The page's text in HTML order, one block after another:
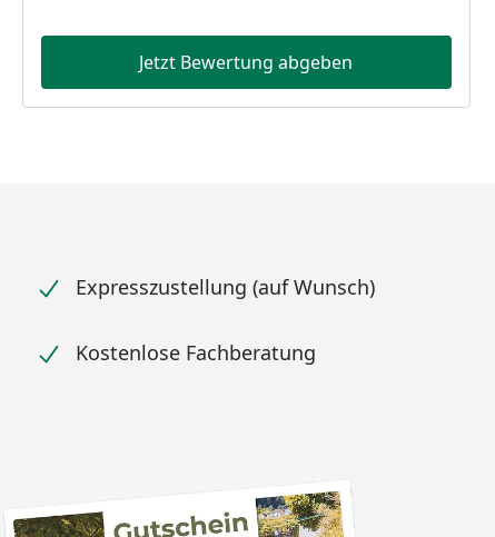
Jetzt Bewertung abgeben
Expresszustellung (auf Wunsch)
Kostenlose Fachberatung